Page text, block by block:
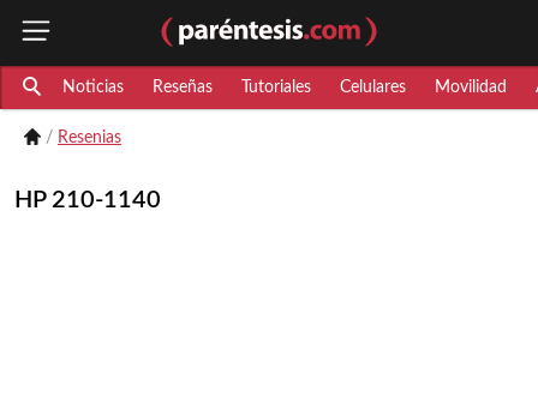
Noticias Reseñas Tutoriales Celulares Movilidad
Resenias
HP 210-1140